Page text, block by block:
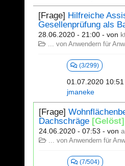
[Frage] Hilfreiche
Gesellenprüfung als
28.06.2020 - 21:00 - von
... von Anwendern für
(3/299)
01.07.2020 10:51
jmaneke
[Frage]
Dachschräge [Gelöst]
24.06.2020 - 07:53 - von
... von Anwendern für
(7/504)